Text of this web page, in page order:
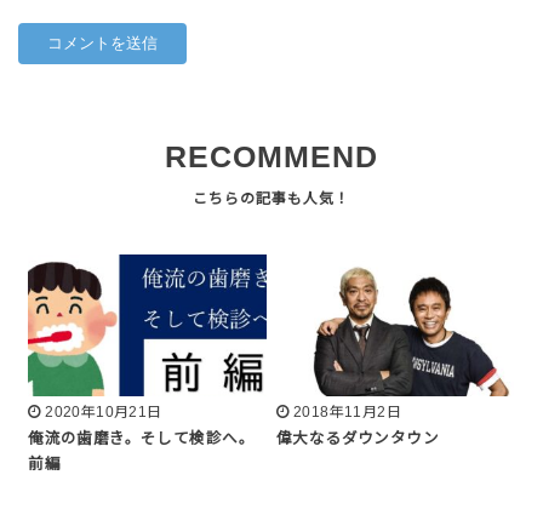
RECOMMEND
2020年10月21日
俺流の歯磨き。そして検診へ。
前編
2018年11月2日
偉大なるダウンタウン